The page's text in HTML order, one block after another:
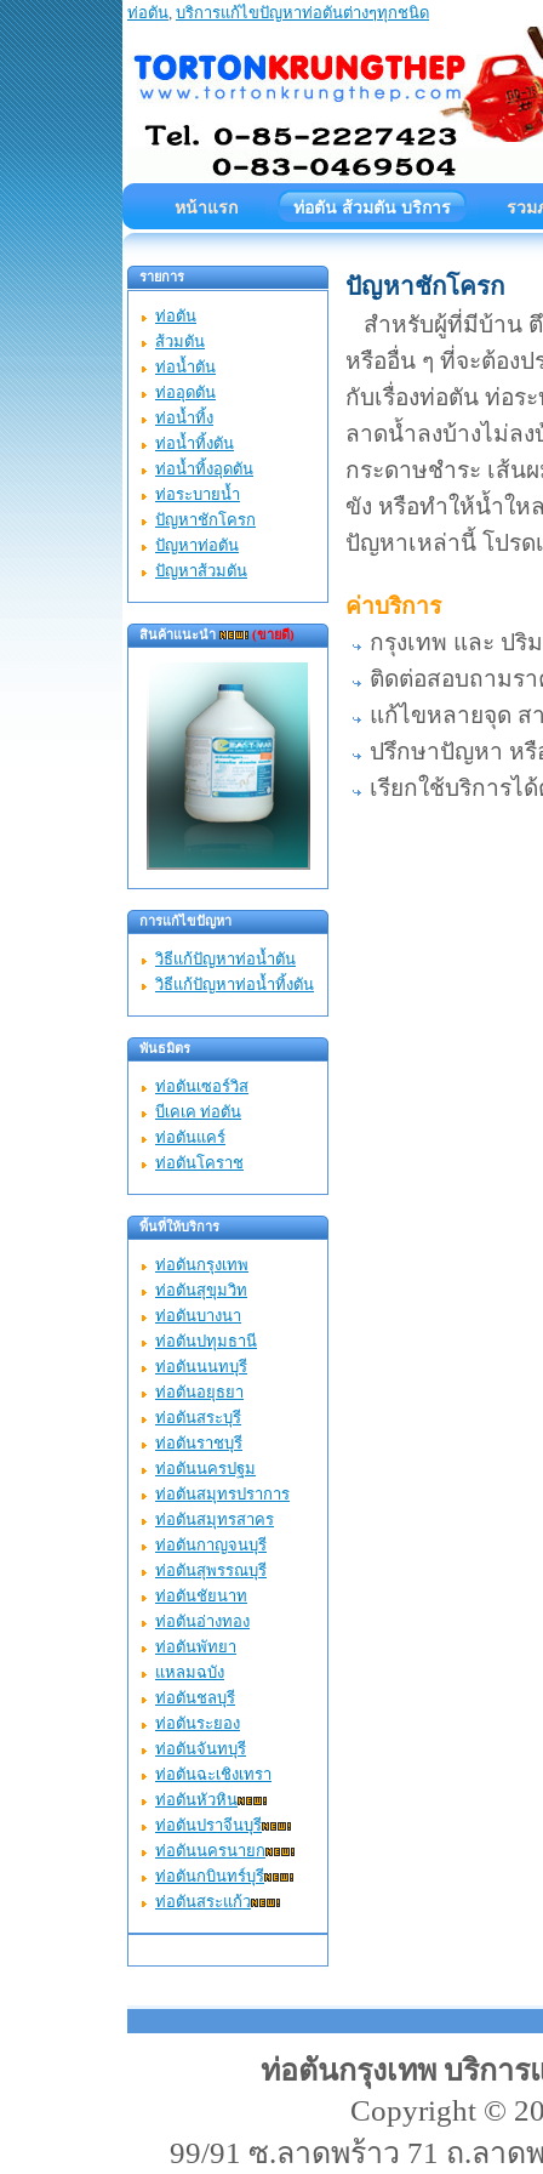
ท่อตัน, บริการแก้ไขปัญหาท่อตันต่างๆทุกชนิด
ท่อตันกรุงเทพ บริการแก้ไข
หน้าแรก ท่อตัน ส้วมตัน บริการ รวม
รายการ
ท่อตัน
ส้วมตัน
ท่อน้ำตัน
ท่ออุดตัน
ท่อน้ำทิ้ง
ท่อน้ำทิ้งตัน
ท่อน้ำทิ้งอุดตัน
ท่อระบายน้ำ
ปัญหาชักโครก
ปัญหาท่อตัน
ปัญหาส้วมตัน
สินค้าแนะนำ (ขายดี)
การแก้ไขปัญหา
วิธีแก้ปัญหาท่อน้ำตัน
วิธีแก้ปัญหาท่อน้ำทิ้งตัน
พันธมิตร
ท่อตันเซอร์วิส
บีเคเค ท่อตัน
ท่อตันแคร์
ท่อตันโคราช
พื้นที่ให้บริการ
ท่อตันกรุงเทพ
ท่อตันสุขุมวิท
ท่อตันบางนา
ท่อตันปทุมธานี
ท่อตันนนทบุรี
ท่อตันอยุธยา
ท่อตันสระบุรี
ท่อตันราชบุรี
ท่อตันนครปฐม
ท่อตันสมุทรปราการ
ท่อตันสมุทรสาคร
ท่อตันกาญจนบุรี
ท่อตันสุพรรณบุรี
ท่อตันชัยนาท
ท่อตันอ่างทอง
ท่อตันพัทยา
แหลมฉบัง
ท่อตันชลบุรี
ท่อตันระยอง
ท่อตันจันทบุรี
ท่อตันฉะเชิงเทรา
ท่อตันหัวหิน
ท่อตันปราจีนบุรี
ท่อตันนครนายก
ท่อตันกบินทร์บุรี
ท่อตันสระแก้ว
ปัญหาชักโครก
สำหรับผู้ที่มีบ้าน
หรืออื่น ๆ ที่จะต้อง
กับเรื่องท่อตัน ท่อร
ลาดน้ำลงบ้างไม่ล
กระดาษชำระ เส้น
ขัง หรือทำให้น้ำให
ปัญหาเหล่านี้ โปรด
ค่าบริการ
กรุงเทพ และ ปริ
ติดต่อสอบถามรา
แก้ไขหลายจุด ส
ปรึกษาปัญหา หรื
เรียกใช้บริการไ
ท่อตันกรุงเทพ บริกา
Copyright ©
99/91 ซ.ลาดพร้าว 71 ถ.ลา